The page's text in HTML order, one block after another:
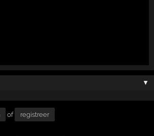
▼
of registreer